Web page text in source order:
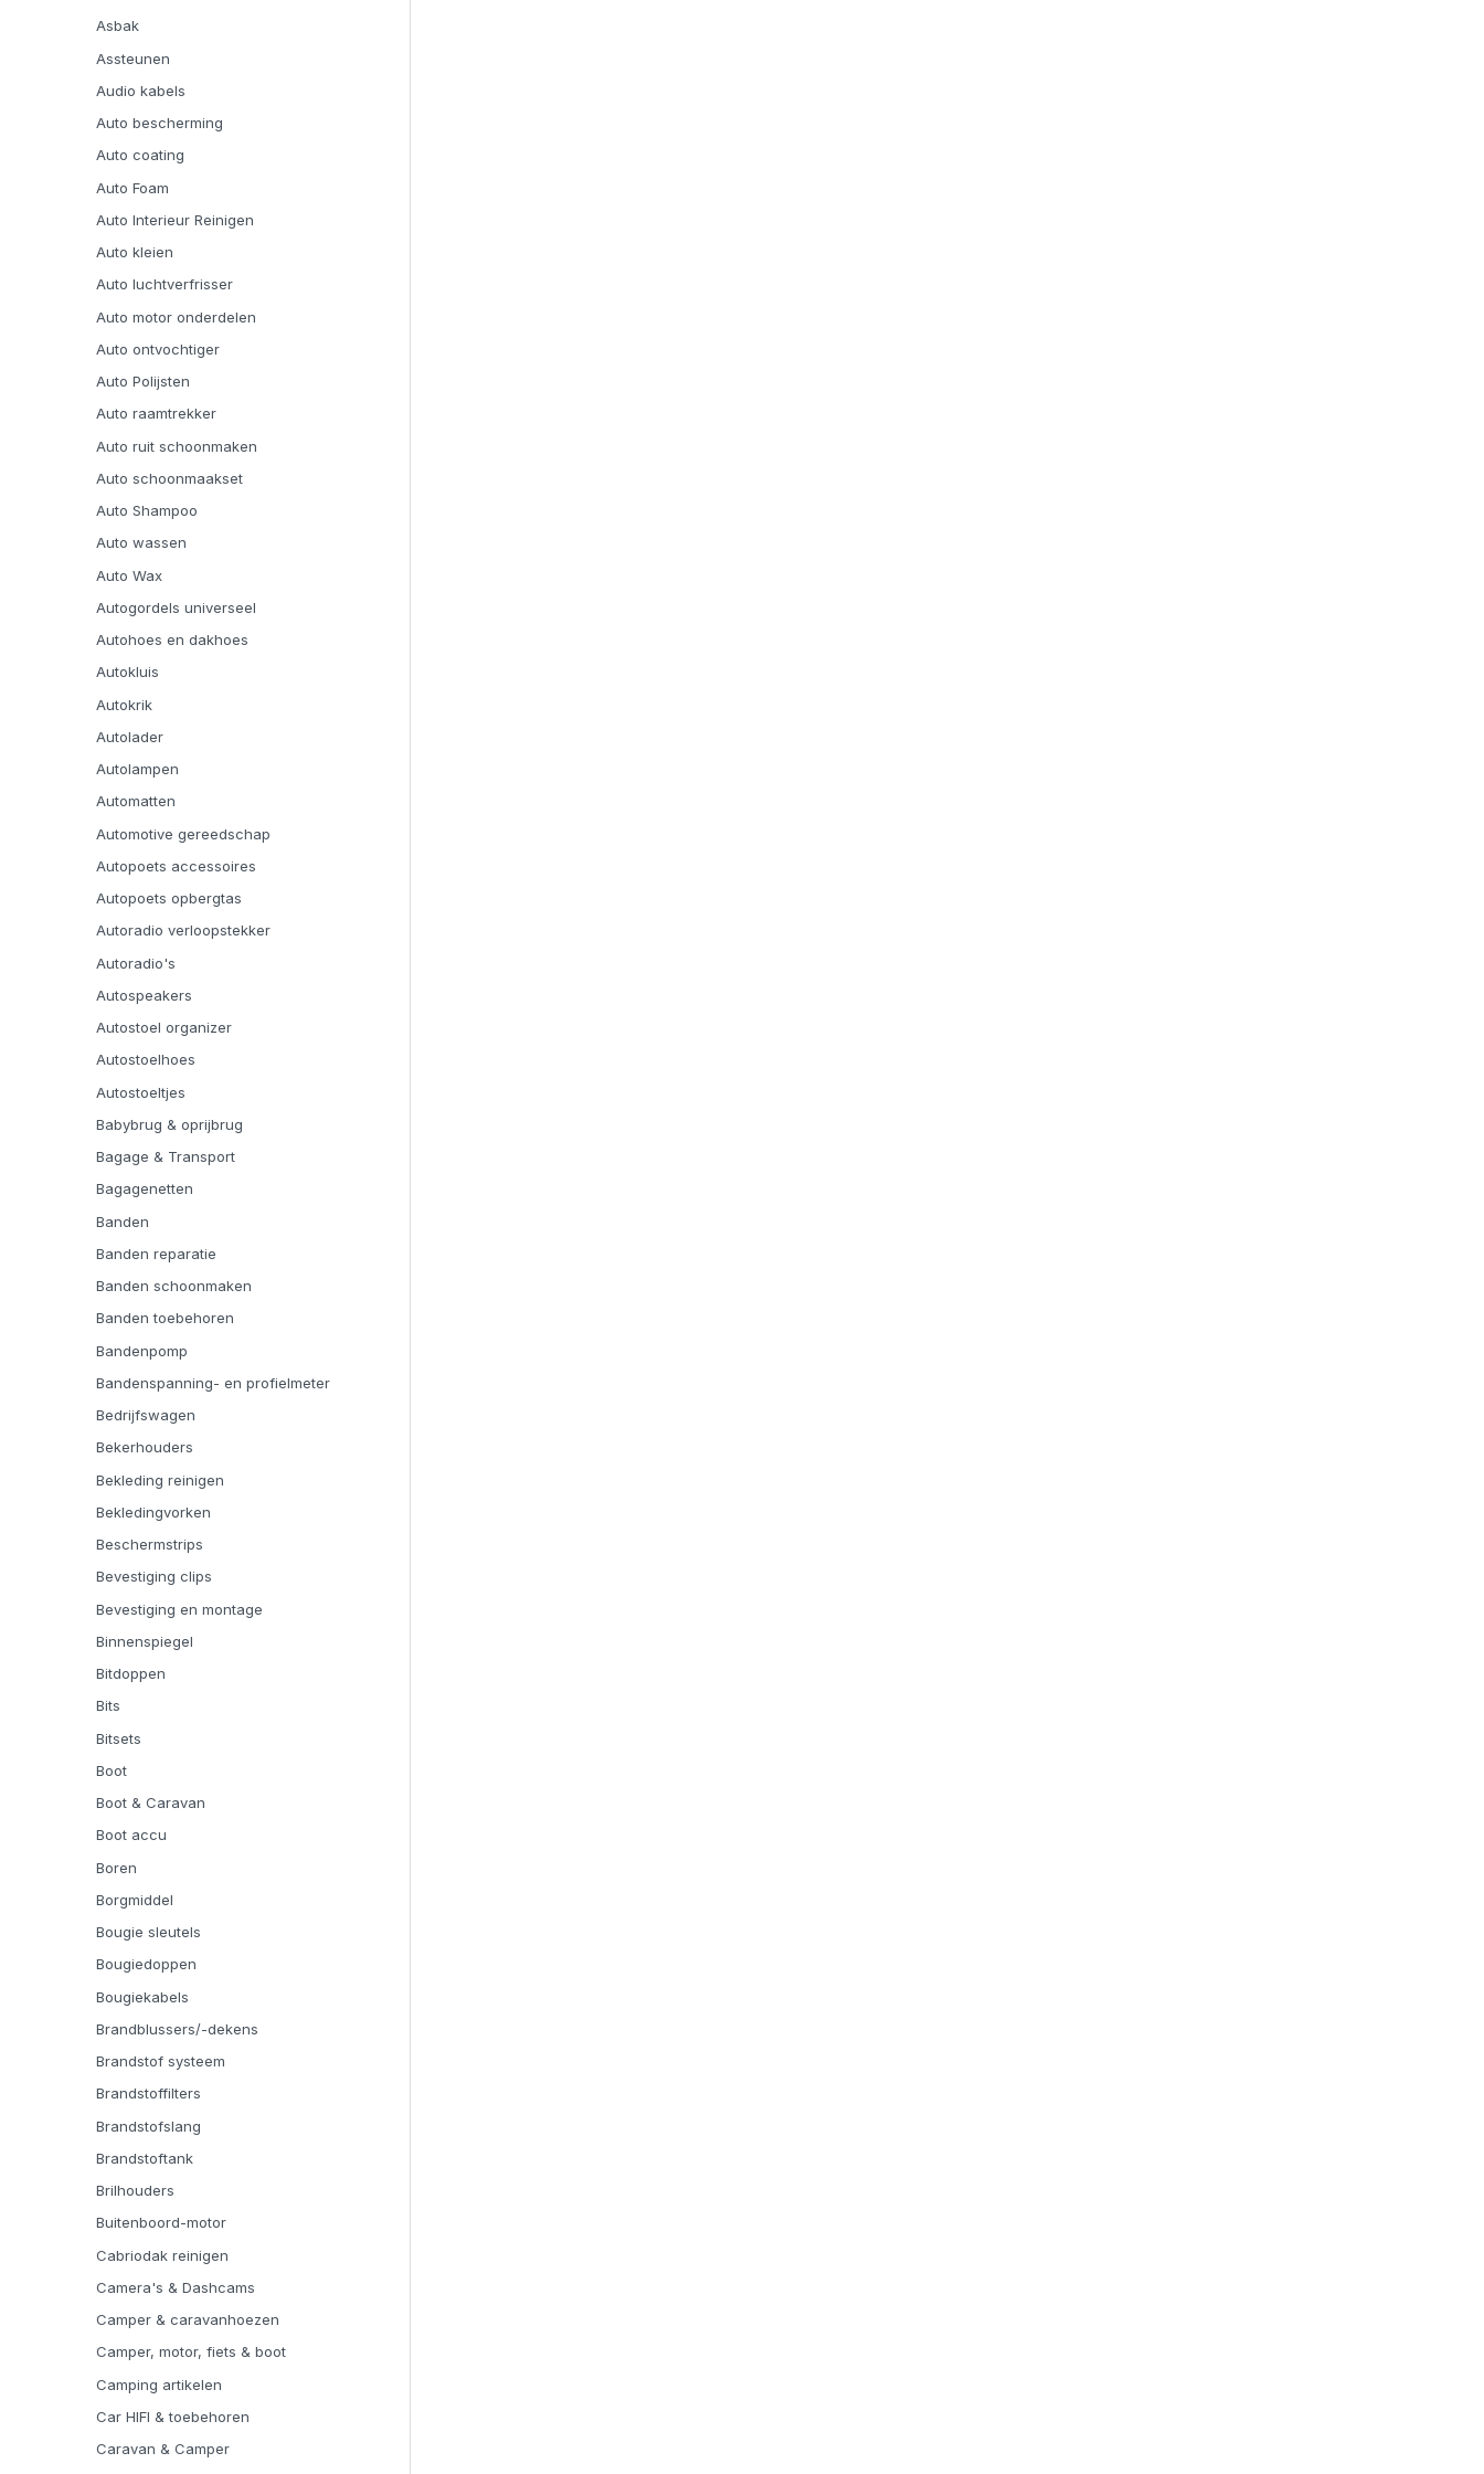
Asbak
Assteunen
Audio kabels
Auto bescherming
Auto coating
Auto Foam
Auto Interieur Reinigen
Auto kleien
Auto luchtverfrisser
Auto motor onderdelen
Auto ontvochtiger
Auto Polijsten
Auto raamtrekker
Auto ruit schoonmaken
Auto schoonmaakset
Auto Shampoo
Auto wassen
Auto Wax
Autogordels universeel
Autohoes en dakhoes
Autokluis
Autokrik
Autolader
Autolampen
Automatten
Automotive gereedschap
Autopoets accessoires
Autopoets opbergtas
Autoradio verloopstekker
Autoradio's
Autospeakers
Autostoel organizer
Autostoelhoes
Autostoeltjes
Babybrug & oprijbrug
Bagage & Transport
Bagagenetten
Banden
Banden reparatie
Banden schoonmaken
Banden toebehoren
Bandenpomp
Bandenspanning- en profielmeter
Bedrijfswagen
Bekerhouders
Bekleding reinigen
Bekledingvorken
Beschermstrips
Bevestiging clips
Bevestiging en montage
Binnenspiegel
Bitdoppen
Bits
Bitsets
Boot
Boot & Caravan
Boot accu
Boren
Borgmiddel
Bougie sleutels
Bougiedoppen
Bougiekabels
Brandblussers/-dekens
Brandstof systeem
Brandstoffilters
Brandstofslang
Brandstoftank
Brilhouders
Buitenboord-motor
Cabriodak reinigen
Camera's & Dashcams
Camper & caravanhoezen
Camper, motor, fiets & boot
Camping artikelen
Car HIFI & toebehoren
Caravan & Camper